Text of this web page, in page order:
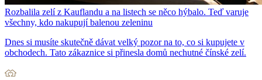
Rozbalila zelí z Kauflandu a na listech se něco hýbalo. Teď varuje
všechny, kdo nakupují balenou zeleninu
Dnes si musíte skutečně dávat velký pozor na to, co si kupujete v
obchodech. Tato zákaznice si přinesla domů nechutné čínské zelí.